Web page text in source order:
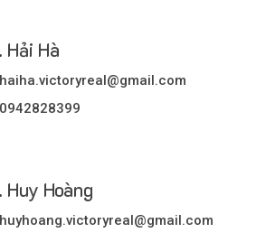
Hải Hà
haiha.victoryreal@gmail.com
0942828399
Huy Hoàng
huyhoang.victoryreal@gmail.com